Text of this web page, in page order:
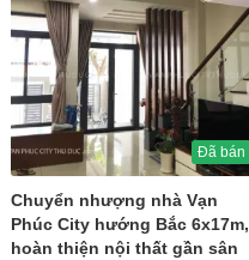
Đã bán
Chuyển nhượng nhà Vạn
Phúc City hướng Bắc 6x17m,
hoàn thiện nội thất gần sân